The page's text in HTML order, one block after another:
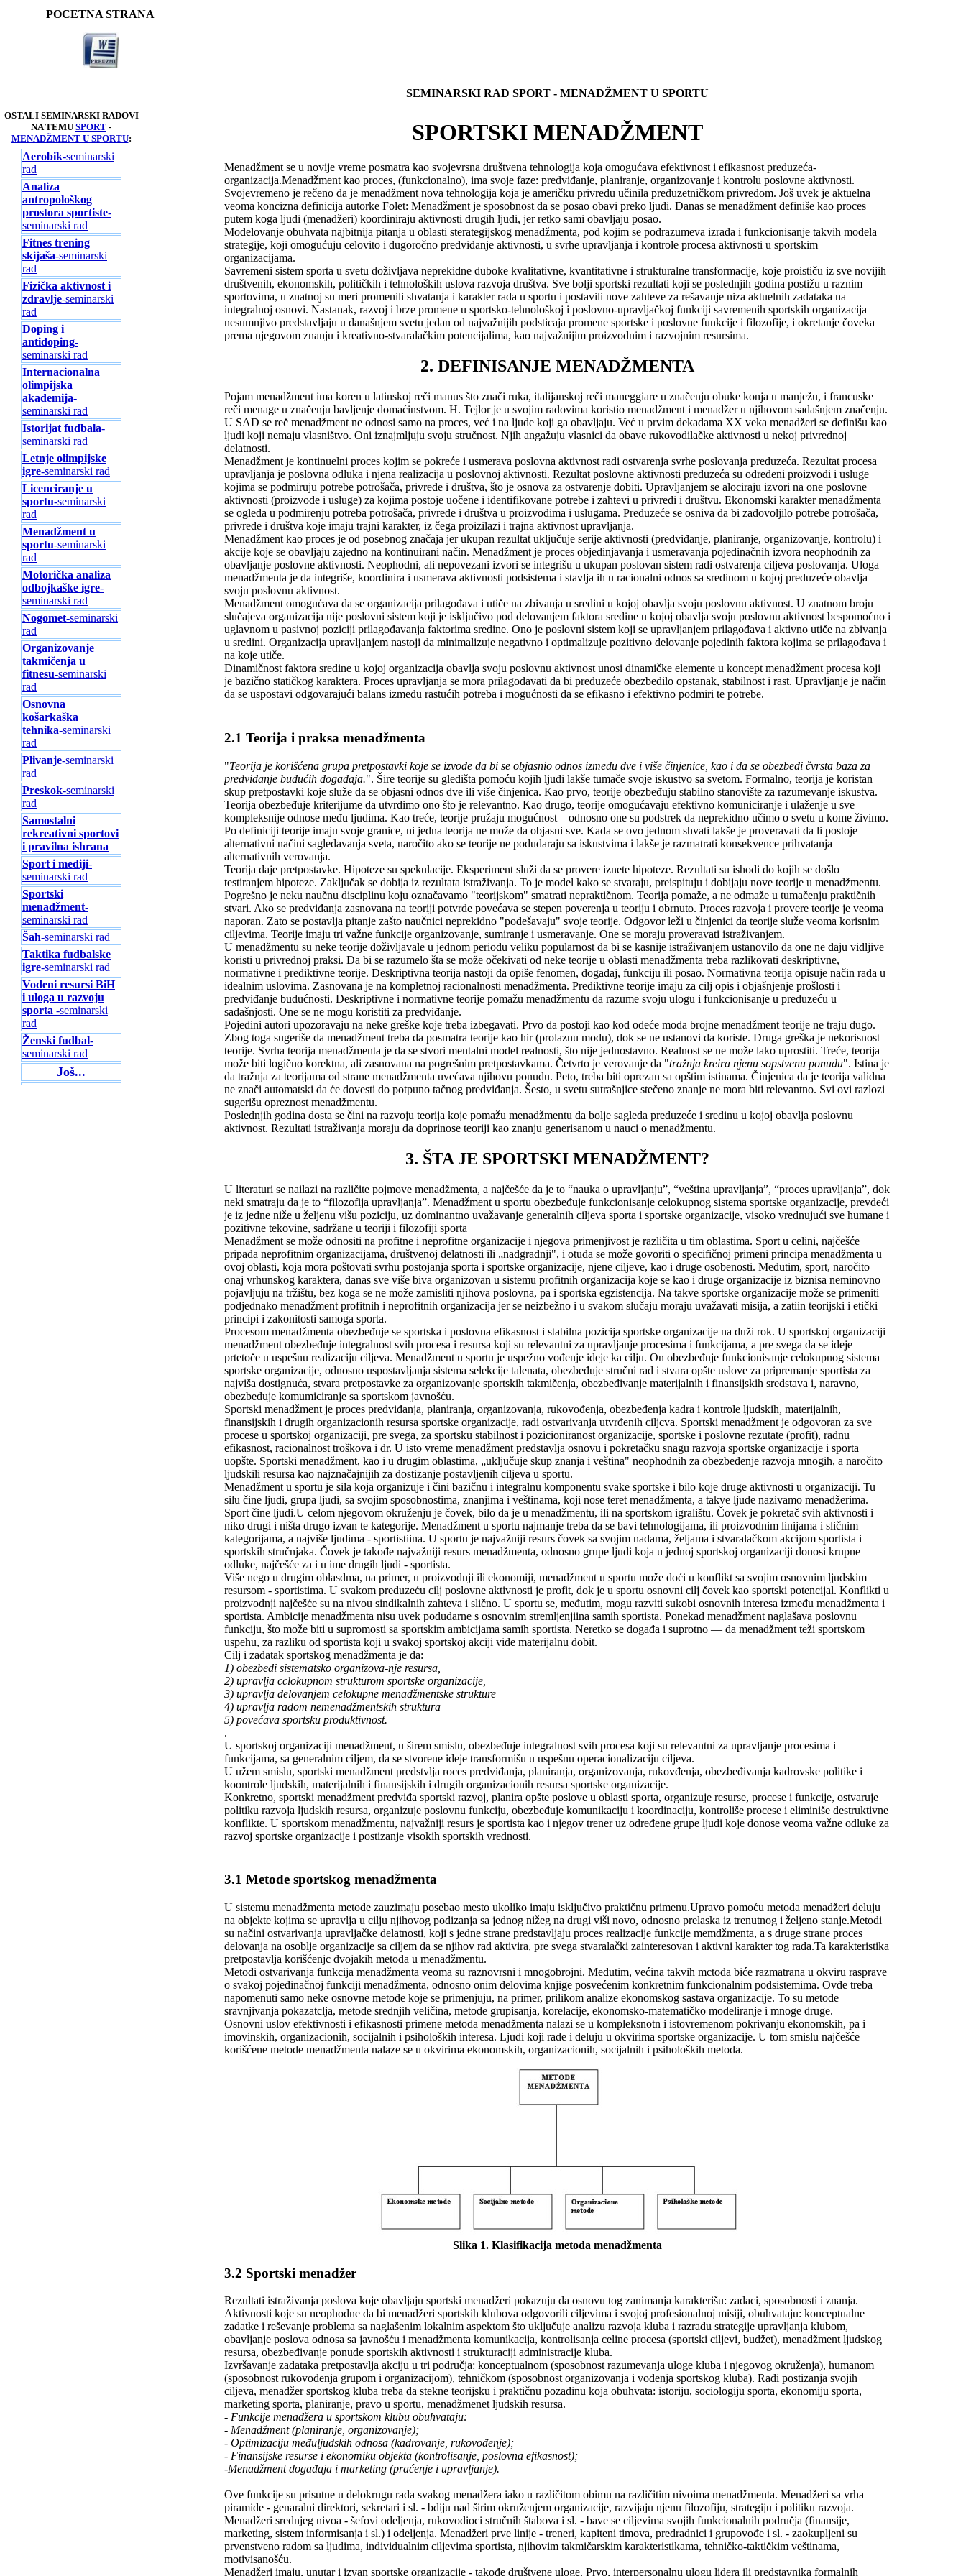
POCETNA STRANA
SEMINARSKI RAD SPORT - MENADŽMENT U SPORTU
OSTALI SEMINARSKI RADOVI
NA TEMU SPORT -
MENADŽMENT U SPORTU:
Aerobik-seminarski
rad
Analiza
antropološkog
prostora sportiste-
seminarski rad
Fitnes trening
skijaša-seminarski
rad
Fizička aktivnost i
zdravlje-seminarski
rad
Doping i
antidoping-
seminarski rad
Internacionalna
olimpijska
akademija-
seminarski rad
Istorijat fudbala-
seminarski rad
Letnje olimpijske
igre-seminarski rad
Licenciranje u
sportu-seminarski
rad
Menadžment u
sportu-seminarski
rad
Motorička analiza
odbojkaške igre-
seminarski rad
Nogomet-seminarski
rad
Organizovanje
takmičenja u
fitnesu-seminarski
rad
Osnovna
košarkaška
tehnika-seminarski
rad
Plivanje-seminarski
rad
Preskok-seminarski
rad
Samostalni
rekreativni sportovi
i pravilna ishrana
Sport i mediji-
seminarski rad
Sportski
menadžment-
seminarski rad
Šah-seminarski rad
Taktika fudbalske
igre-seminarski rad
Vodeni resursi BiH
i uloga u razvoju
sporta -seminarski
rad
Ženski fudbal-
seminarski rad
Još...
SPORTSKI MENADŽMENT
Menadžment se u novije vreme posmatra kao svojevrsna društvena tehnologija koja omogućava efektivnost i efikasnost preduzeća-
organizacija.Menadžment kao proces, (funkcionalno), ima svoje faze: predviđanje, planiranje, organizovanje i kontrolu poslovne aktivnosti.
Svojevremeno je rečeno da je menadžment nova tehnologija koja je američku privredu učinila preduzetničkom privredom. Još uvek je aktuelna
veoma koncizna definicija autorke Folet: Menadžment je sposobnost da se posao obavi preko ljudi. Danas se menadžment definiše kao proces
putem koga ljudi (menadžeri) koordiniraju aktivnosti drugih ljudi, jer retko sami obavljaju posao.
Modelovanje obuhvata najbitnija pitanja u oblasti sterategijskog menadžmenta, pod kojim se podrazumeva izrada i funkcionisanje takvih modela
strategije, koji omogućuju celovito i dugoročno predviđanje aktivnosti, u svrhe upravljanja i kontrole procesa aktivnosti u sportskim
organizacijama.
Savremeni sistem sporta u svetu doživljava neprekidne duboke kvalitativne, kvantitativne i strukturalne transformacije, koje proističu iz sve novijih
društvenih, ekonomskih, političkih i tehnoloških uslova razvoja društva. Sve bolji sportski rezultati koji se poslednjih godina postižu u raznim
sportovima, u znatnoj su meri promenili shvatanja i karakter rada u sportu i postavili nove zahteve za rešavanje niza aktuelnih zadataka na
integralnoj osnovi. Nastanak, razvoj i brze promene u sportsko-tehnološkoj i poslovno-upravljačkoj funkciji savremenih sportskih organizacija
nesumnjivo predstavljaju u današnjem svetu jedan od najvažnijih podsticaja promene sportske i poslovne funkcije i filozofije, i okretanje čoveka
prema njegovom znanju i kreativno-stvaralačkim potencijalima, kao najvažnijim proizvodnim i razvojnim resursima.
2. DEFINISANJE MENADŽMENTA
Pojam menadžment ima koren u latinskoj reči manus što znači ruka, italijanskoj reči maneggiare u značenju obuke konja u manježu, i francuske
reči menage u značenju bavljenje domaćinstvom. H. Tejlor je u svojim radovima koristio menadžment i menadžer u njihovom sadašnjem značenju.
U SAD se reč menadžment ne odnosi samo na proces, već i na ljude koji ga obavljaju. Već u prvim dekadama XX veka menadžeri se definišu kao
ljudi koji nemaju vlasništvo. Oni iznajmljuju svoju stručnost. Njih angažuju vlasnici da obave rukovodilačke aktivnosti u nekoj privrednoj
delatnosti.
Menadžment je kontinuelni proces kojim se pokreće i usmerava poslovna aktivnost radi ostvarenja svrhe poslovanja preduzeća. Rezultat procesa
upravljanja je poslovna odluka i njena realizacija u poslovnoj aktivnosti. Rezultat poslovne aktivnosti preduzeća su određeni proizvodi i usluge
kojima se podmiruju potrebe potrošača, privrede i društva, što je osnova za ostvarenje dobiti. Upravljanjem se alociraju izvori na one poslovne
aktivnosti (proizvode i usluge) za kojima postoje uočene i identifikovane potrebe i zahtevi u privredi i društvu. Ekonomski karakter menadžmenta
se ogleda u podmirenju potreba potrošača, privrede i društva u proizvodima i uslugama. Preduzeće se osniva da bi zadovoljilo potrebe potrošača,
privrede i društva koje imaju trajni karakter, iz čega proizilazi i trajna aktivnost upravljanja.
Menadžment kao proces je od posebnog značaja jer ukupan rezultat uključuje serije aktivnosti (predviđanje, planiranje, organizovanje, kontrolu) i
akcije koje se obavljaju zajedno na kontinuirani način. Menadžment je proces objedinjavanja i usmeravanja pojedinačnih izvora neophodnih za
obavljanje poslovne aktivnosti. Neophodni, ali nepovezani izvori se integrišu u ukupan poslovan sistem radi ostvarenja ciljeva poslovanja. Uloga
menadžmenta je da integriše, koordinira i usmerava aktivnosti podsistema i stavlja ih u racionalni odnos sa sredinom u kojoj preduzeće obavlja
svoju poslovnu aktivnost.
Menadžment omogućava da se organizacija prilagođava i utiče na zbivanja u sredini u kojoj obavlja svoju poslovnu aktivnost. U znatnom broju
slučajeva organizacija nije poslovni sistem koji je isključivo pod delovanjem faktora sredine u kojoj obavlja svoju poslovnu aktivnost bespomoćno i
uglavnom u pasivnoj poziciji prilagođavanja faktorima sredine. Ono je poslovni sistem koji se upravljanjem prilagođava i aktivno utiče na zbivanja
u sredini. Organizacija upravljanjem nastoji da minimalizuje negativno i optimalizuje pozitivno delovanje pojedinih faktora kojima se prilagođava i
na koje utiče.
Dinamičnost faktora sredine u kojoj organizacija obavlja svoju poslovnu aktivnost unosi dinamičke elemente u koncept menadžment procesa koji
je bazično statičkog karaktera. Proces upravljanja se mora prilagođavati da bi preduzeće obezbedilo opstanak, stabilnost i rast. Upravljanje je način
da se uspostavi odgovarajući balans između rastućih potreba i mogućnosti da se efikasno i efektivno podmiri te potrebe.
2.1 Teorija i praksa menadžmenta
"Teorija je korišćena grupa pretpostavki koje se izvode da bi se objasnio odnos između dve i više činjenice, kao i da se obezbedi čvrsta baza za
predviđanje budućih događaja.". Šire teorije su gledišta pomoću kojih ljudi lakše tumače svoje iskustvo sa svetom. Formalno, teorija je koristan
skup pretpostavki koje služe da se objasni odnos dve ili više činjenica. Kao prvo, teorije obezbeđuju stabilno stanovište za razumevanje iskustva.
Teorija obezbeđuje kriterijume da utvrdimo ono što je relevantno. Kao drugo, teorije omogućavaju efektivno komuniciranje i ulaženje u sve
kompleksnije odnose među ljudima. Kao treće, teorije pružaju mogućnost – odnosno one su podstrek da neprekidno učimo o svetu u kome živimo.
Po definiciji teorije imaju svoje granice, ni jedna teorija ne može da objasni sve. Kada se ovo jednom shvati lakše je proveravati da li postoje
alternativni načini sagledavanja sveta, naročito ako se teorije ne podudaraju sa iskustvima i lakše je razmatrati konsekvence prihvatanja
alternativnih verovanja.
Teorija daje pretpostavke. Hipoteze su spekulacije. Eksperiment služi da se provere iznete hipoteze. Rezultati su ishodi do kojih se došlo
testiranjem hipoteze. Zaključak se dobija iz rezultata istraživanja. To je model kako se stvaraju, preispituju i dobijaju nove teorije u menadžmentu.
Pogrešno je neku naučnu disciplinu koju označavamo "teorijskom" smatrati nepraktičnom. Teorija pomaže, a ne odmaže u tumačenju praktičnih
stvari. Ako se predviđanja zasnovana na teoriji potvrde povećava se stepen poverenja u teoriju i obrnuto. Proces razvoja i provere teorije je veoma
naporan. Zato se postavlja pitanje zašto naučnici neprekidno "podešavaju" svoje teorije. Odgovor leži u činjenici da teorije služe veoma korisnim
ciljevima. Teorije imaju tri važne funkcije organizovanje, sumiranje i usmeravanje. One se moraju proveravati istraživanjem.
U menadžmentu su neke teorije doživljavale u jednom periodu veliku popularnost da bi se kasnije istraživanjem ustanovilo da one ne daju vidljive
koristi u privrednoj praksi. Da bi se razumelo šta se može očekivati od neke teorije u oblasti menadžmenta treba razlikovati deskriptivne,
normativne i prediktivne teorije. Deskriptivna teorija nastoji da opiše fenomen, događaj, funkciju ili posao. Normativna teorija opisuje način rada u
idealnim uslovima. Zasnovana je na kompletnoj racionalnosti menadžmenta. Prediktivne teorije imaju za cilj opis i objašnjenje prošlosti i
predviđanje budućnosti. Deskriptivne i normativne teorije pomažu menadžmentu da razume svoju ulogu i funkcionisanje u preduzeću u
sadašnjosti. One se ne mogu koristiti za predviđanje.
Pojedini autori upozoravaju na neke greške koje treba izbegavati. Prvo da postoji kao kod odeće moda brojne menadžment teorije ne traju dugo.
Zbog toga sugeriše da menadžment treba da posmatra teorije kao hir (prolaznu modu), dok se ne ustanovi da koriste. Druga greška je nekorisnost
teorije. Svrha teorija menadžmenta je da se stvori mentalni model realnosti, što nije jednostavno. Realnost se ne može lako uprostiti. Treće, teorija
može biti logično korektna, ali zasnovana na pogrešnim pretpostavkama. Četvrto je verovanje da "tražnja kreira njenu sopstvenu ponudu". Istina je
da tražnja za teorijama od strane menadžmenta uvećava njihovu ponudu. Peto, treba biti oprezan sa opštim istinama. Činjenica da je teorija validna
ne znači automatski da će dovesti do potpuno tačnog predviđanja. Šesto, u svetu sutrašnjice stečeno znanje ne mora biti relevantno. Svi ovi razlozi
sugerišu opreznost menadžmentu.
Poslednjih godina dosta se čini na razvoju teorija koje pomažu menadžmentu da bolje sagleda preduzeće i sredinu u kojoj obavlja poslovnu
aktivnost. Rezultati istraživanja moraju da doprinose teoriji kao znanju generisanom u nauci o menadžmentu.
3. ŠTA JE SPORTSKI MENADŽMENT?
U literaturi se nailazi na različite pojmove menadžmenta, a najčešće da je to “nauka o upravljanju”, “veština upravljanja”, “proces upravljanja”, dok
neki smatraju da je to “filozofija upravljanja”. Menadžment u sportu obezbeđuje funkcionisanje celokupnog sistema sportske organizacije, prevdeći
je iz jedne niže u željenu višu poziciju, uz dominantno uvažavanje generalnih ciljeva sporta i sportske organizacije, visoko vrednujući sve humane i
pozitivne tekovine, sadržane u teoriji i filozofiji sporta
Menadžment se može odnositi na profitne i neprofitne organizacije i njegova primenjivost je različita u tim oblastima. Sport u celini, najčešće
pripada neprofitnim organizacijama, društvenoj delatnosti ili „nadgradnji", i otuda se može govoriti o specifičnoj primeni principa menadžmenta u
ovoj oblasti, koja mora poštovati svrhu postojanja sporta i sportske organizacije, njene ciljeve, kao i druge osobenosti. Međutim, sport, naročito
onaj vrhunskog karaktera, danas sve više biva organizovan u sistemu profitnih organizacija koje se kao i druge organizacije iz biznisa neminovno
pojavljuju na tržištu, bez koga se ne može zamisliti njihova poslovna, pa i sportska egzistencija. Na takve sportske organizacije može se primeniti
podjednako menadžment profitnih i neprofitnih organizacija jer se neizbežno i u svakom slučaju moraju uvažavati misija, a zatiin teorijski i etički
principi i zakonitosti samoga sporta.
Procesom menadžmenta obezbeđuje se sportska i poslovna efikasnost i stabilna pozicija sportske organizacije na duži rok. U sportskoj organizaciji
menadžment obezbeđuje integralnost svih procesa i resursa koji su relevantni za upravljanje procesima i funkcijama, a pre svega da se ideje
prtetoče u uspešnu realizaciju ciljeva. Menadžment u sportu je uspežno vođenje ideje ka cilju. On obezbeđuje funkcionisanje celokupnog sistema
sportske organizacije, odnosno uspostavljanja sistema selekcije talenata, obezbeđuje stručni rad i stvara opšte uslove za pripremanje sportista za
najviša dostignuća, stvara pretpostavke za organizovanje sportskih takmičenja, obezbeđivanje materijalnih i finansijskih sredstava i, naravno,
obezbeduje komumiciranje sa sportskom javnošću.
Sportski menadžment je proces predviđanja, planiranja, organizovanja, rukovođenja, obezbeđenja kadra i kontrole ljudskih, materijalnih,
finansijskih i drugih organizacionih resursa sportske organizacije, radi ostvarivanja utvrđenih ciljcva. Sportski menadžment je odgovoran za sve
procese u sportskoj organizaciji, pre svega, za sportsku stabilnost i pozicioniranost organizacije, sportske i poslovne rezutate (profit), radnu
efikasnost, racionalnost troškova i dr. U isto vreme menadžment predstavlja osnovu i pokretačku snagu razvoja sportske organizacije i sporta
uopšte. Sportski menadžment, kao i u drugim oblastima, „uključuje skup znanja i veština" neophodnih za obezbeđenje razvoja mnogih, a naročito
ljudskili resursa kao najznačajnijih za dostizanje postavljenih ciljeva u sportu.
Menadžment u sportu je sila koja organizuje i čini bazičnu i integralnu komponentu svake sportske i bilo koje druge aktivnosti u organizaciji. Tu
silu čine ljudi, grupa ljudi, sa svojim sposobnostima, znanjima i veštinama, koji nose teret menadžmenta, a takve ljude nazivamo menadžerima.
Sport čine ljudi.U celom njegovom okruženju je čovek, bilo da je u menadžmentu, ili na sportskom igralištu. Čovek je pokretač svih aktivnosti i
niko drugi i ništa drugo izvan te kategorije. Menadžment u sportu najmanje treba da se bavi tehnologijama, ili proizvodnim linijama i sličnim
kategorijama, a najviše ljudima - sportistiina. U sportu je najvažniji resurs čovek sa svojim nadama, željama i stvaralačkom akcijom sportista i
sportskih stručnjaka. Čovek je takođe najvažniji resurs menadžmenta, odnosno grupe ljudi koja u jednoj sportskoj organizaciji donosi krupne
odluke, najčešće za i u ime drugih ljudi - sportista.
Više nego u drugim oblasdma, na primer, u proizvodnji ili ekonomiji, menadžment u sportu može doći u konflikt sa svojim osnovnim ljudskim
resursom - sportistima. U svakom preduzeću cilj poslovne aktivnosti je profit, dok je u sportu osnovni cilj čovek kao sportski potencijal. Konflikti u
proizvodnji najčešće su na nivou sindikalnih zahteva i slično. U sportu se, međutim, mogu razviti sukobi osnovnih interesa između menadžmenta i
sportista. Ambicije menadžmenta nisu uvek podudarne s osnovnim stremljenjiina samih sportista. Ponekad menadžment naglašava poslovnu
funkciju, što može biti u supromosti sa sportskim ambicijama samih sportista. Neretko se događa i suprotno — da menadžment teži sportskom
uspehu, za razliku od sportista koji u svakoj sportskoj akciji vide materijalnu dobit.
Cilj i zadatak sportskog menadžmenta je da:
1) obezbedi sistematsko organizova-nje resursa,
2) upravlja cclokupnom strukturom sportske organizacije,
3) upravlja delovanjem celokupne menadžmentske strukture
4) upravlja radom nemenadžmentskih struktura
5) povećava sportsku produktivnost.
.
U sportskoj organizaciji menadžment, u širem smislu, obezbeđuje integralnost svih procesa koji su relevantni za upravljanje procesima i
funkcijama, sa generalnim ciljem, da se stvorene ideje transformišu u uspešnu operacionalizaciju ciljeva.
U užem smislu, sportski menadžment predstvlja roces predviđanja, planiranja, organizovanja, rukovđenja, obezbeđivanja kadrovske politike i
koontrole ljudskih, materijalnih i finansijskih i drugih organizacionih resursa sportske organizacije.
Konkretno, sportski menadžment predviđa sportski razvoj, planira opšte poslove u oblasti sporta, organizuje resurse, procese i funkcije, ostvaruje
politiku razvoja ljudskih resursa, organizuje poslovnu funkciju, obezbeđuje komunikaciju i koordinaciju, kontroliše procese i eliminiše destruktivne
konflikte. U sportskom menadžmentu, najvažniji resurs je sportista kao i njegov trener uz određene grupe ljudi koje donose veoma važne odluke za
razvoj sportske organizacije i postizanje visokih sportskih vrednosti.
3.1 Metode sportskog menadžmenta
U sistemu menadžmenta metode zauzimaju posebao mesto ukoliko imaju isključivo praktičnu primenu.Upravo pomoću metoda menadžeri deluju
na objekte kojima se upravlja u cilju njihovog podizanja sa jednog nižeg na drugi viši novo, odnosno prelaska iz trenutnog i željeno stanje.Metodi
su načini ostvarivanja upravljačke delatnosti, koji s jedne strane predstavljaju proces realizacije funkcije memdžmenta, a s druge strane proces
delovanja na osoblje organizacije sa ciljem da se njihov rad aktivira, pre svega stvaralački zainteresovan i aktivni karakter tog rada.Ta karakteristika
pretpostavlja korišćenjc dvojakih metoda u menadžmentu.
Metodi ostvarivanja funkcija menadžmenta veoma su raznovrsni i mnogobrojni. Međutim, većina takvih mctoda biće razmatrana u okviru rasprave
o svakoj pojedinačnoj funkciji menadžmenta, odnosno onim delovima knjige posvećenim konkretnim funkcionalnim podsistemima. Ovde treba
napomenuti samo neke osnovne metode koje se primenjuju, na primer, prilikom analize ekonomskog sastava organizacije. To su metode
sravnjivanja pokazatclja, metode srednjih veličina, metode grupisanja, korelacije, ekonomsko-matematičko modeliranje i mnoge druge.
Osnovni uslov efektivnosti i efikasnosti primene metoda menadžmenta nalazi se u kompleksnotn i istovremenom pokrivanju ekonomskih, pa i
imovinskih, organizacionih, socijalnih i psiholoških interesa. Ljudi koji rade i deluju u okvirima sportske organizacije. U tom smislu najčešće
korišćene metode menadžmenta nalaze se u okvirima ekonomskih, organizacionih, socijalnih i psiholoških metoda.
Slika 1. Klasifikacija metoda menadžmenta
3.2 Sportski menadžer
Rezultati istraživanja poslova koje obavljaju sportski menadžeri pokazuju da osnovu tog zanimanja karakterišu: zadaci, sposobnosti i znanja.
Aktivnosti koje su neophodne da bi menadžeri sportskih klubova odgovorili ciljevima i svojoj profesionalnoj misiji, obuhvataju: konceptualne
zadatke i reševanje problema sa naglašenim lokalnim aspektom što uključuje analizu razvoja kluba i razradu strategije upravljanja klubom,
obavljanje poslova odnosa sa javnošću i menadžmenta komunikacija, kontrolisanja celine procesa (sportski ciljevi, budžet), menadžment ljudskog
resursa, obezbeđivanje ponude sportskih aktivnosti i strukturaciji administracije kluba.
Izvršavanje zadataka pretpostavlja akciju u tri područja: konceptualnom (sposobnost razumevanja uloge kluba i njegovog okruženja), humanom
(sposobnost rukovođenja grupom i organizacijom), tehničkom (sposobnost organizovanja i vođenja sportskog kluba). Radi postizanja svojih
ciljeva, menadžer sportskog kluba treba da stekne teorijsku i praktičnu pozadinu koja obuhvata: istoriju, sociologiju sporta, ekonomiju sporta,
marketing sporta, planiranje, pravo u sportu, menadžmenet ljudskih resursa.
- Funkcije menadžera u sportskom klubu obuhvataju:
- Menadžment (planiranje, organizovanje);
- Optimizaciju međuljudskih odnosa (kadrovanje, rukovođenje);
- Finansijske resurse i ekonomiku objekta (kontrolisanje, poslovna efikasnost);
-Menadžment događaja i marketing (praćenje i upravljanje).
Ove funkcije su prisutne u delokrugu rada svakog menadžera iako u različitom obimu na različitim nivoima menadžmenta. Menadžeri sa vrha
piramide - genaralni direktori, sekretari i sl. - bdiju nad širim okruženjem organizacije, razvijaju njenu filozofiju, strategiju i politiku razvoja.
Menadžeri srednjeg nivoa - šefovi odeljenja, rukovodioci stručnih štabova i sl. - bave se ciljevima svojih funkcionalnih područja (finansije,
marketing, sistem informisanja i sl.) i odeljenja. Menadžeri prve linije - treneri, kapiteni timova, predradnici i grupovođe i sl. - zaokupljeni su
prvenstveno radom sa ljudima, individualnim ciljevima sportista, njihovim takmičarskim karakteristikama, tehničko-taktičkim veštinama,
motivisanošću.
Menadžeri imaju, unutar i izvan sportske organizacije - takođe društvene uloge. Prvo, interpersonalnu ulogu lidera ili predstavnika formalnih